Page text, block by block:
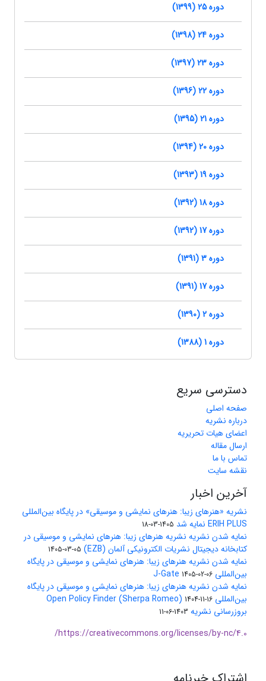
دوره 25 (1399)
دوره 24 (1398)
دوره 23 (1397)
دوره 22 (1396)
دوره 21 (1395)
دوره 20 (1394)
دوره 19 (1393)
دوره 18 (1392)
دوره 17 (1392)
دوره 3 (1391)
دوره 17 (1391)
دوره 2 (1390)
دوره 1 (1388)
دسترسی سریع
صفحه اصلی
درباره نشریه
اعضای هیات تحریریه
ارسال مقاله
تماس با ما
نقشه سایت
آخرین اخبار
نشریه «هنرهای زیبا: هنرهای نمایشی و موسیقی» در پایگاه بین‌المللی
ERIH PLUS نمایه شد
1405-03-18
نمایه شدن نشریه نشریه هنرهای زیبا: هنرهای نمایشی و موسیقی در
کتابخانه دیجیتال نشریات الکترونیکی آلمان (EZB)
1405-03-05
نمایه شدن نشریه هنرهای زیبا: هنرهای نمایشی و موسیقی در پایگاه
بین‌المللی J-Gate 1405-02-06
نمایه شدن نشریه هنرهای زیبا: هنرهای نمایشی و موسیقی در پایگاه
بین‌المللی Open Policy Finder (Sherpa Romeo) 1404-11-16
بروزرسانی نشریه 1403-06-11
https://creativecommons.org/licenses/by-nc/4.0/